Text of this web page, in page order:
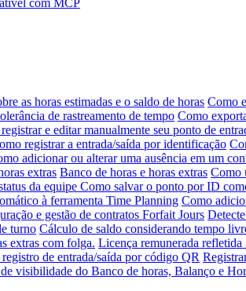
as horas estimadas e o saldo de horas Como
de rastreamento de tempo Como
e editar manualmente seu ponto de
registrar a entrada/saída por identificação
adicionar ou alterar uma ausência em um
extras Banco de horas e horas extras Como
da equipe Como salvar o ponto por ID
à ferramenta Time Planning Como
e gestão de contratos Forfait Jours
turno Cálculo de saldo considerando tempo
extras com folga. Licença remunerada
de entrada/saída por código QR
visibilidade do Banco de horas, Balanço e